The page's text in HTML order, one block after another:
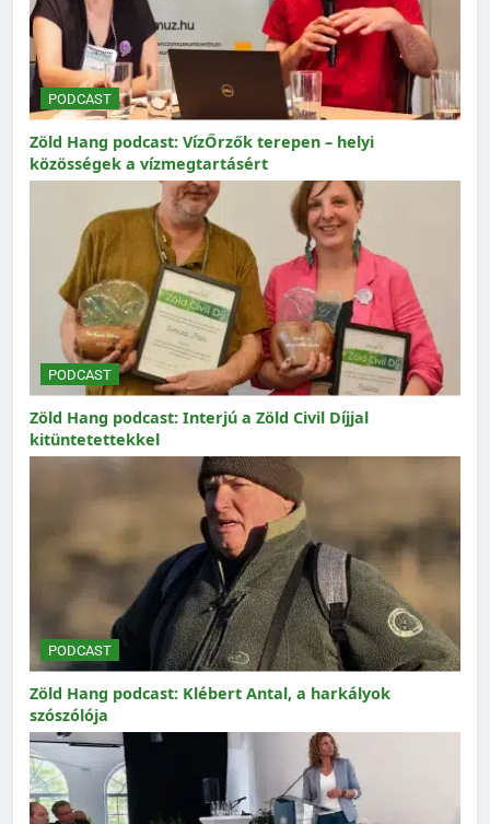
PODCAST
Zöld Hang podcast: VízŐrzők terepen – helyi
közösségek a vízmegtartásért
PODCAST
Zöld Hang podcast: Interjú a Zöld Civil Díjjal
kitüntetettekkel
PODCAST
Zöld Hang podcast: Klébert Antal, a harkályok
szószólója